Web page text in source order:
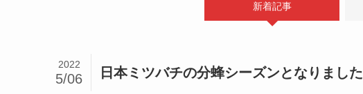
新着記事
日本ミツバチの分蜂シーズンとなりました
2022
5/06